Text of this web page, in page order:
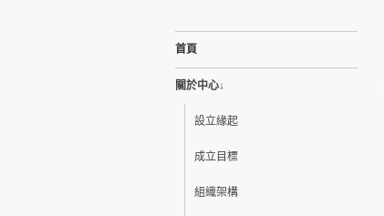
首頁
關於中心↓
設立緣起
成立目標
組織架構